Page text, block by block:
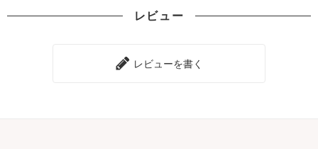
レビュー
レビューを書く